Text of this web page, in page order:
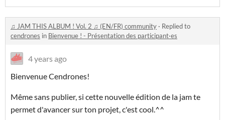
♫ JAM THIS ALBUM ! Vol. 2 ♫ (EN/FR) community · Replied to
cendrones in Bienvenue ! - Présentation des participant·es
4 years ago
Bienvenue Cendrones!
Même sans publier, si cette nouvelle édition de la jam te
permet d'avancer sur ton projet, c'est cool.^^